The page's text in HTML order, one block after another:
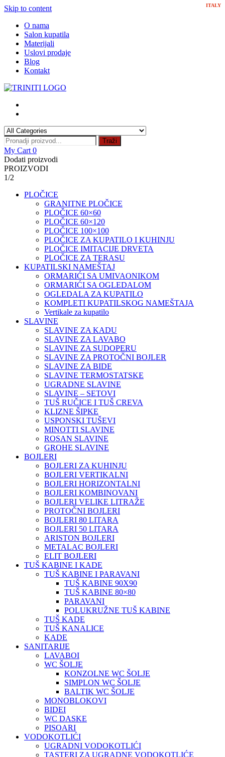
Skip to content
O nama
Salon kupatila
Materijali
Uslovi prodaje
Blog
Kontakt
Traži
My Cart 0
Dodati proizvodi
PROIZVODI
1/2
PLOČICE
GRANITNE PLOČICE
PLOČICE 60×60
PLOČICE 60×120
PLOČICE 100×100
PLOČICE ZA KUPATILO I KUHINJU
PLOČICE IMITACIJE DRVETA
PLOČICE ZA TERASU
KUPATILSKI NAMEŠTAJ
ORMARIĆI SA UMIVAONIKOM
ORMARIĆI SA OGLEDALOM
OGLEDALA ZA KUPATILO
KOMPLETI KUPATILSKOG NAMEŠTAJA
Vertikale za kupatilo
SLAVINE
SLAVINE ZA KADU
SLAVINE ZA LAVABO
SLAVINE ZA SUDOPERU
SLAVINE ZA PROTOČNI BOJLER
SLAVINE ZA BIDE
SLAVINE TERMOSTATSKE
UGRADNE SLAVINE
SLAVINE – SETOVI
TUŠ RUČICE I TUŠ CREVA
KLIZNE ŠIPKE
USPONSKI TUŠEVI
MINOTTI SLAVINE
ROSAN SLAVINE
GROHE SLAVINE
BOJLERI
BOJLERI ZA KUHINJU
BOJLERI VERTIKALNI
BOJLERI HORIZONTALNI
BOJLERI KOMBINOVANI
BOJLERI VELIKE LITRAŽE
PROTOČNI BOJLERI
BOJLERI 80 LITARA
BOJLERI 50 LITARA
ARISTON BOJLERI
METALAC BOJLERI
ELIT BOJLERI
TUŠ KABINE I KADE
TUŠ KABINE I PARAVANI
TUŠ KABINE 90X90
TUŠ KABINE 80×80
PARAVANI
POLUKRUŽNE TUŠ KABINE
TUŠ KADE
TUŠ KANALICE
KADE
SANITARIJE
LAVABOI
WC ŠOLJE
KONZOLNE WC ŠOLJE
SIMPLON WC ŠOLJE
BALTIK WC ŠOLJE
MONOBLOKOVI
BIDEI
WC DASKE
PISOARI
VODOKOTLIĆI
UGRADNI VODOKOTLIĆI
TASTERI ZA UGRADNE VODOKOTLIĆE
ITALY